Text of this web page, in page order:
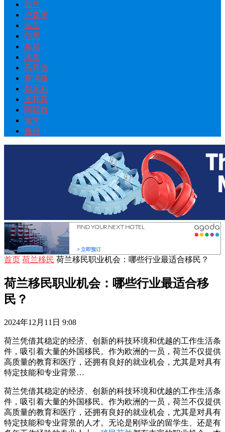
芬兰
卢森堡
波兰
印尼
希腊
冰岛
马耳他
塞浦路
匈牙利
土耳其
阿联酋
留学
旅行
首页 荷兰移民 荷兰移民职业机会：哪些行业最适合移民？
荷兰移民职业机会：哪些行业最适合移
民？
2024年12月11日 9:08
荷兰凭借其稳定的经济、创新的科技环境和优越的工作生活条
件，吸引着大量的外国移民。作为欧洲的一员，荷兰不仅提供
高质量的教育和医疗，还拥有良好的就业机会，尤其是对具有
特定技能和专业背景…
荷兰凭借其稳定的经济、创新的科技环境和优越的工作生活条
件，吸引着大量的外国移民。作为欧洲的一员，荷兰不仅提供
高质量的教育和医疗，还拥有良好的就业机会，尤其是对具有
特定技能和专业背景的人才。无论是刚毕业的留学生、还是有